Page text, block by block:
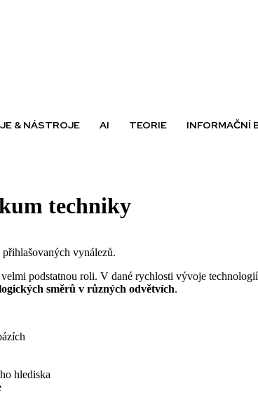
& NÁSTROJE AI TEORIE INFORMAČNÍ
techniky
vynálezů.
podstatnou roli. V dané rychlosti vývoje
směrů v různých odvětvích.
hlediska